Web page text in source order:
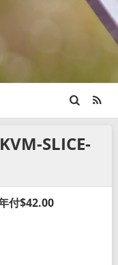
SLICE-
付$42.00